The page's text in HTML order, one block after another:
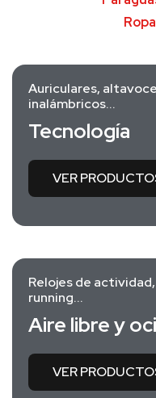
Auriculares,
inalámbricos...
Tecnología
VER
Relojes de
running...
Aire libre y
VER